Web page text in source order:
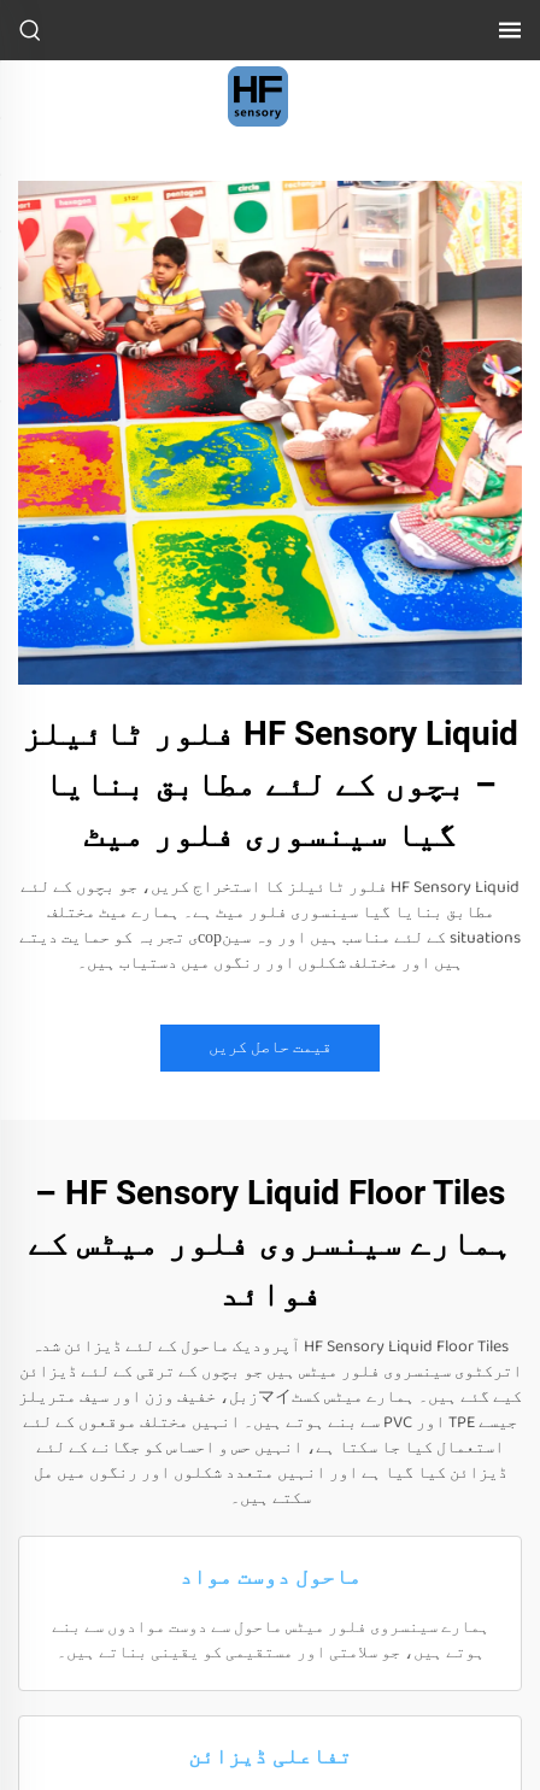
HF Sensory Liquid فلور ٹائیلز
– بچوں کے لئے مطابق بنایا
گیا سینسوری فلور میٹ
HF Sensory Liquid فلور ٹائیلز کا استخراج کریں، جو بچوں کے لئے
مطابق بنایا گیا سینسوری فلور میٹ ہے۔ ہمارے میٹ مختلف
situations کے لئے مناسب ہیں اور وہ سینсорی تجربہ کو حمایت دیتے
ہیں اور مختلف شکلوں اور رنگوں میں دستیاب ہیں۔
قیمت حاصل کریں
HF Sensory Liquid Floor Tiles –
ہمارے سینسروی فلور میٹس کے
فوائد
HF Sensory Liquid Floor Tiles آپرودیک ماحول کے لئے ڈیزائن شدہ
اترکٹوی سینسروی فلور میٹس ہیں جو بچوں کے ترقی کے لئے ڈیزائن
کیے گئے ہیں۔ ہمارے میٹس کسٹマイزبل، خفیف وزن اور سیف متریلز
جیسے TPE اور PVC سے بنے ہوتے ہیں۔ انہیں مختلف موقعوں کے لئے
استعمال کیا جا سکتا ہے، انہیں حس و احساس کو جگانے کے لئے
ڈیزائن کیا گیا ہے اور انہیں متعدد شکلوں اور رنگوں میں مل
سکتے ہیں۔
ماحول دوست مواد
ہمارے سینسروی فلور میٹس ماحول سے دوست موادوں سے بنے
ہوتے ہیں، جو سلامتی اور مستقیمی کو یقینی بناتے ہیں۔
تفاعلی ڈیزائن